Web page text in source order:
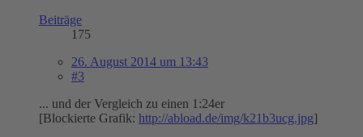
Beiträge
175
26. August 2014 um 13:43
#3
... und der Vergleich zu einen 1:24er
[Blockierte Grafik: http://abload.de/img/k21b3ucg.jpg]